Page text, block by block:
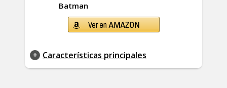
Batman
Características principales